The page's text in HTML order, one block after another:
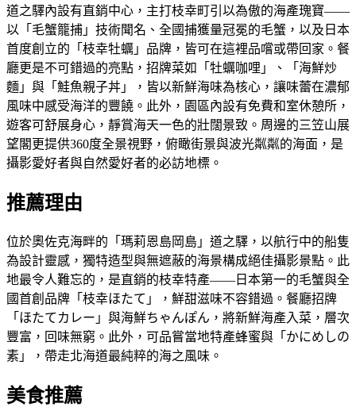
道之驛內設有直銷中心，主打枝幸町引以為傲的海產瑰寶——
以「毛蟹籠捕」技術聞名、全國捕獲量冠冕的毛蟹，以及日本
首度創立的「枝幸牡蠣」品牌，皆可在這裡品嚐或帶回家。餐
廳更是不可錯過的亮點，招牌菜如「牡蠣咖哩」、「海鮮炒
麵」與「鮭魚親子丼」，皆以新鮮海味為核心，讓味蕾在濃郁
風味中感受海洋的豐饒。此外，園區內設有免費和室休憩所，
遊客可舒展身心，靜賞海天一色的壯闊景致。周邊的三笠山展
望閣更提供360度全景視野，俯瞰街景與波光粼粼的海面，是
攝影愛好者與自然愛好者的必訪地標。
推薦理由
位於奧佐克海畔的「瑪莉恩島岡島」道之驛，以航行中的船隻
為設計靈感，獨特造型與無遮蔽的海景構成絕佳攝影景點。此
地最令人難忘的，是直銷的枝幸特產——日本第一的毛蟹與全
國首創品牌「枝幸ほたて」，鮮甜滋味不容錯過。餐廳招牌
「ほたてカレー」與海鮮ちゃんぽん，將新鮮海產入菜，層次
豐富，回味無窮。此外，可品嘗當地特產蜂蜜與「かにめしの
素」，帶走北海道最純粹的海之風味。
美食推薦